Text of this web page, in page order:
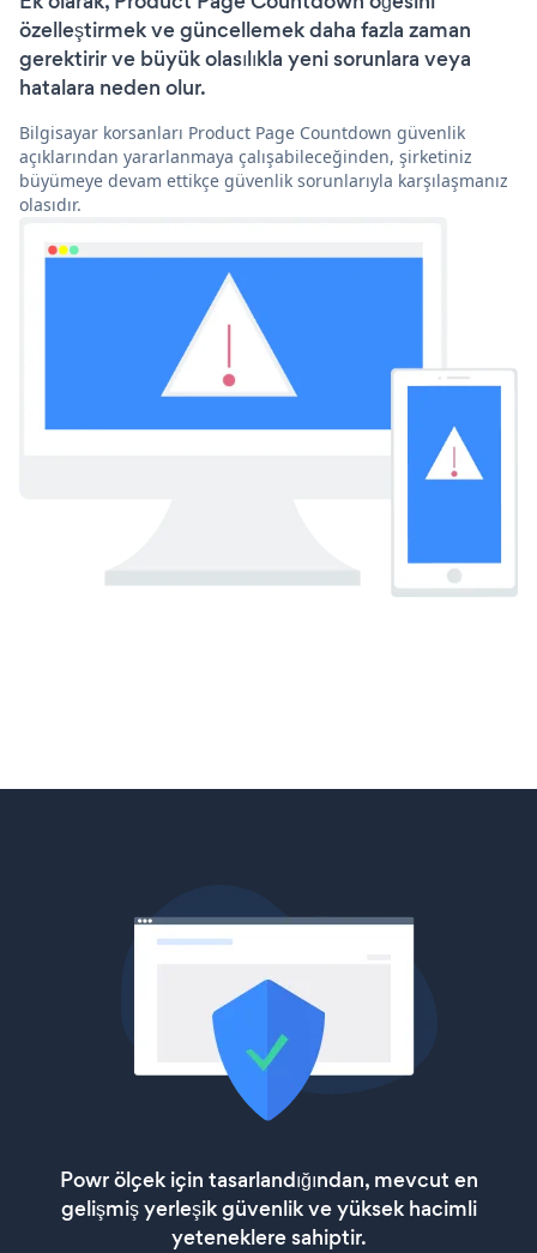
özelleştirmek ve güncellemek daha fazla zaman
gerektirir ve büyük olasılıkla yeni sorunlara veya
hatalara neden olur.
Bilgisayar korsanları Product Page Countdown güvenlik
açıklarından yararlanmaya çalışabileceğinden, şirketiniz
büyümeye devam ettikçe güvenlik sorunlarıyla karşılaşmanız
olasıdır.
Powr ölçek için tasarlandığından, mevcut en
gelişmiş yerleşik güvenlik ve yüksek hacimli
yeteneklere sahiptir.